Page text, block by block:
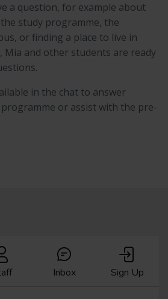
a question, for example about
study programme, the
or finding a place to live in
Mia and other students are ready
in the chat to answer
or assist with the pre-